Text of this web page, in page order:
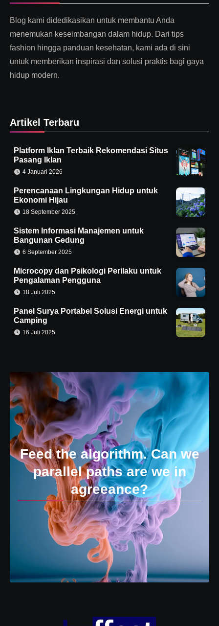
Blog kami didedikasikan untuk membantu Anda
menemukan keseimbangan dalam hidup. Dari tips
fashion hingga panduan kesehatan, kami ada di sini
untuk memberikan inspirasi dan solusi praktis bagi gaya
hidup modern.
Artikel Terbaru
Platform Iklan Terbaik Rekomendasi Situs
Pasang Iklan
4 Januari 2026
Perencanaan Lingkungan Hidup untuk
Ekonomi Hijau
18 September 2025
Sistem Informasi Manajemen untuk
Bangunan Gedung
6 September 2025
Microcopy dan Psikologi Perilaku untuk
Pengalaman Pengguna
18 Juli 2025
Panel Surya Portabel Solusi Energi untuk
Camping
16 Juli 2025
Feed the algorithm. Can we
parallel paths are we in
agreeance?